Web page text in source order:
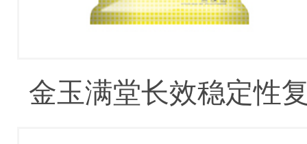
金玉满堂长效稳定性